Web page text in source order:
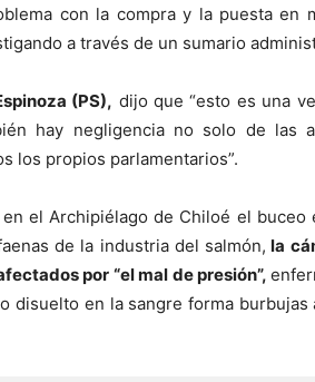
con la compra y la puesta en
a través de un sumario
(PS), dijo que “esto es una
hay negligencia no solo de las
los propios parlamentarios”.
el Archipiélago de Chiloé el
de la industria del salmón, la
por “el mal de presión”,
disuelto en la sangre forma